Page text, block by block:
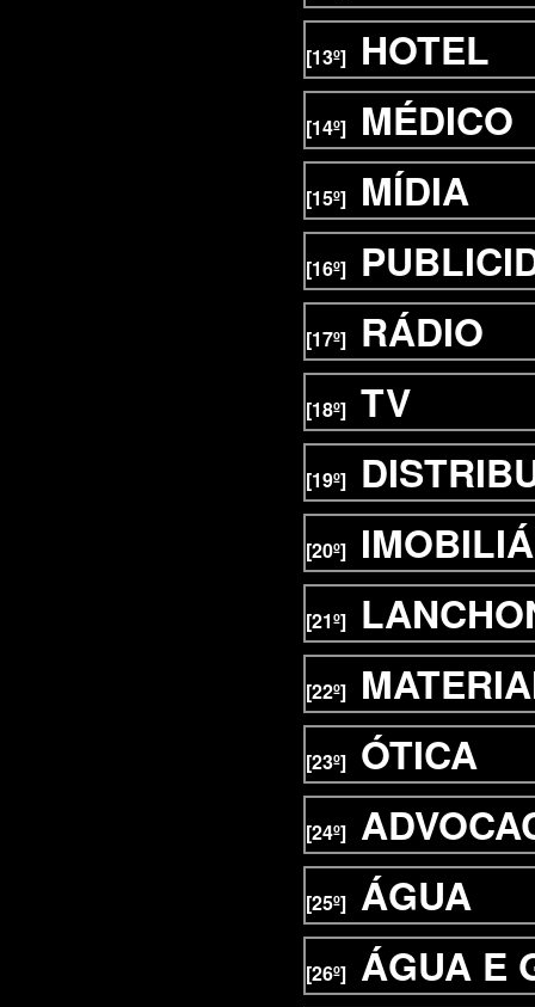
[13º] HOTEL
[14º] MÉDICO
[15º] MÍDIA
[16º]
[17º] RÁDIO
[18º] TV
[19º]
[20º]
[21º]
[22º]
[23º] ÓTICA
[24º]
[25º] ÁGUA
[26º] ÁGUA E